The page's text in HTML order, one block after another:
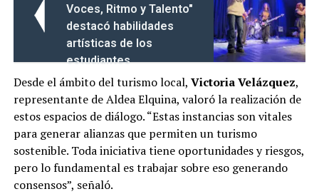
Voces, Ritmo y Talento"
destacó habilidades
artísticas de los
estudiantes
Desde el ámbito del turismo local, Victoria Velázquez,
representante de Aldea Elquina, valoró la realización de
estos espacios de diálogo. “Estas instancias son vitales
para generar alianzas que permiten un turismo
sostenible. Toda iniciativa tiene oportunidades y riesgos,
pero lo fundamental es trabajar sobre eso generando
consensos”, señaló.